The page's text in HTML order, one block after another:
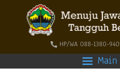
HP/WA 088-1380-
Main